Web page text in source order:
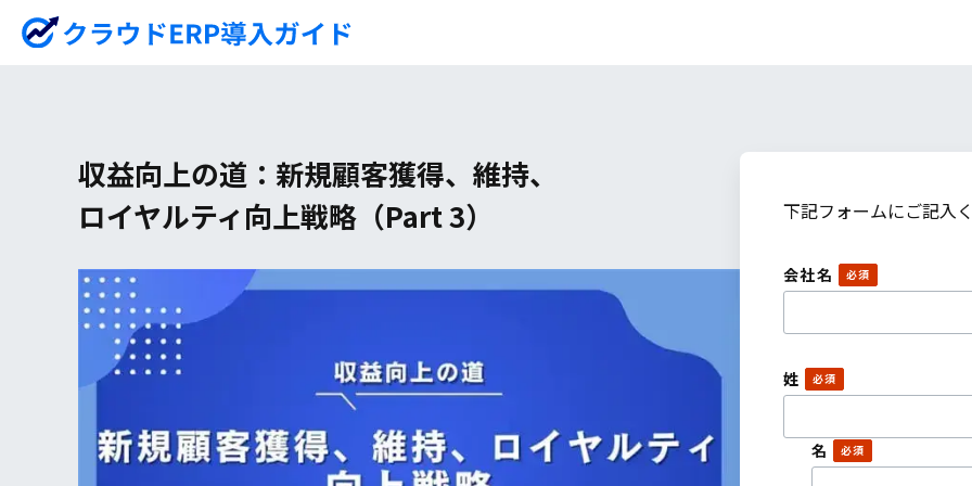
収益向上の道：新規顧客獲得、維持、
ロイヤルティ向上戦略（Part 3）
下記フォームにご記入く
会社名
姓
名